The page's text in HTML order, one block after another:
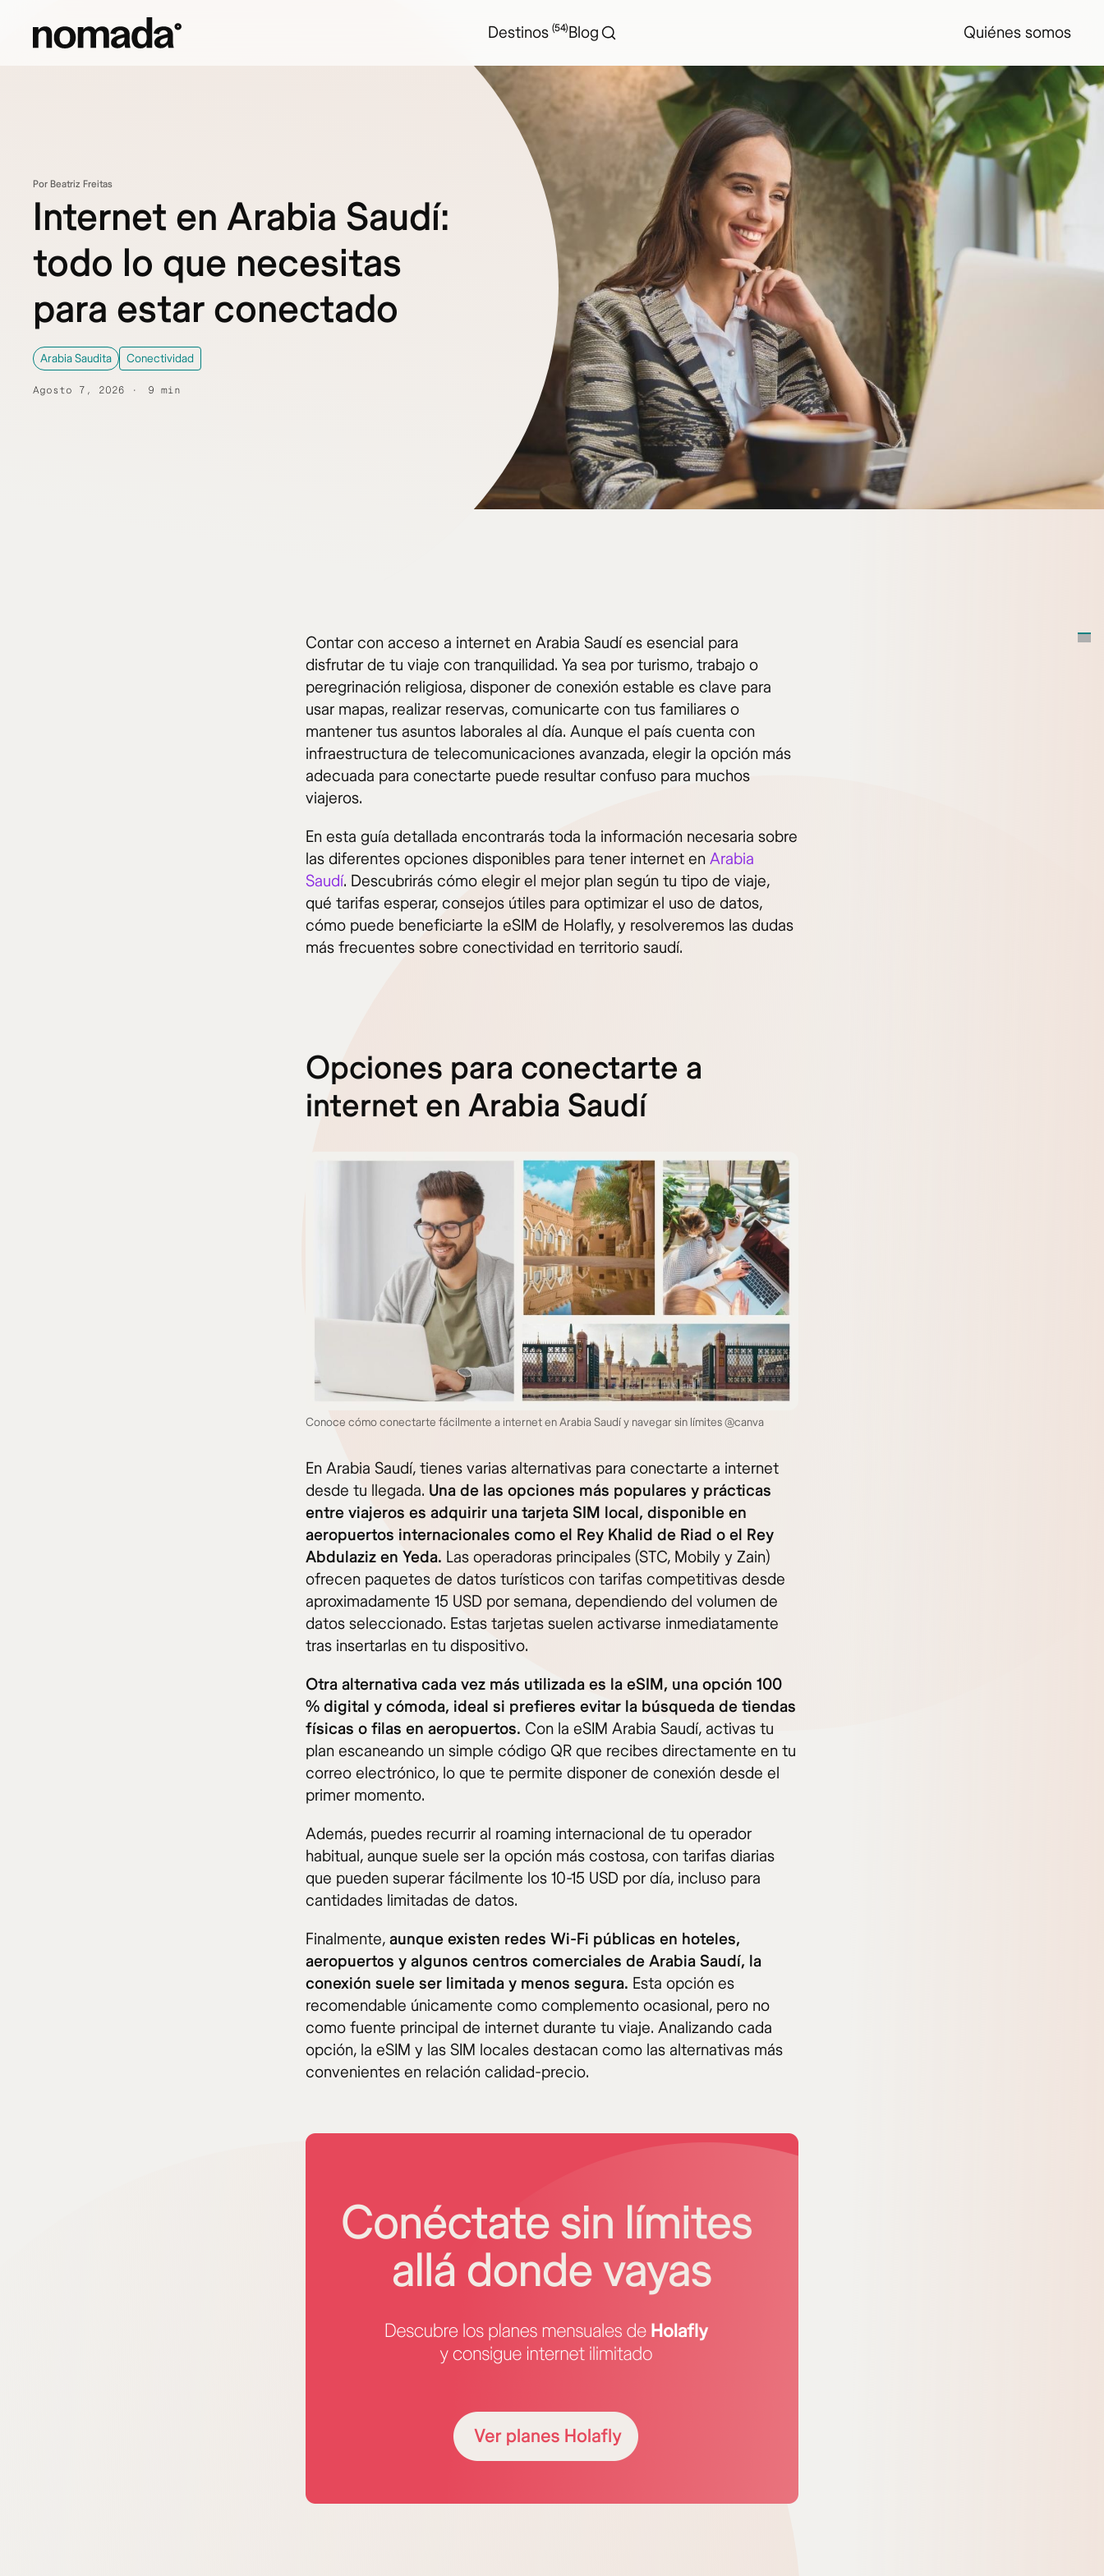
Destinos (54)Blog Quiénes somos
Por Beatriz Freitas
Internet en Arabia Saudí:
todo lo que necesitas
para estar conectado
Arabia Saudita Conectividad
Agosto 7, 2026 9 min
Contar con acceso a internet en Arabia Saudí es esencial para
disfrutar de tu viaje con tranquilidad. Ya sea por turismo, trabajo o
peregrinación religiosa, disponer de conexión estable es clave para
usar mapas, realizar reservas, comunicarte con tus familiares o
mantener tus asuntos laborales al día. Aunque el país cuenta con
infraestructura de telecomunicaciones avanzada, elegir la opción más
adecuada para conectarte puede resultar confuso para muchos
viajeros.
En esta guía detallada encontrarás toda la información necesaria sobre
las diferentes opciones disponibles para tener internet en Arabia
Saudí. Descubrirás cómo elegir el mejor plan según tu tipo de viaje,
qué tarifas esperar, consejos útiles para optimizar el uso de datos,
cómo puede beneficiarte la eSIM de Holafly, y resolveremos las dudas
más frecuentes sobre conectividad en territorio saudí.
Opciones para conectarte a
internet en Arabia Saudí
Conoce cómo conectarte fácilmente a internet en Arabia Saudí y navegar sin límites @canva
En Arabia Saudí, tienes varias alternativas para conectarte a internet
desde tu llegada. Una de las opciones más populares y prácticas
entre viajeros es adquirir una tarjeta SIM local, disponible en
aeropuertos internacionales como el Rey Khalid de Riad o el Rey
Abdulaziz en Yeda. Las operadoras principales (STC, Mobily y Zain)
ofrecen paquetes de datos turísticos con tarifas competitivas desde
aproximadamente 15 USD por semana, dependiendo del volumen de
datos seleccionado. Estas tarjetas suelen activarse inmediatamente
tras insertarlas en tu dispositivo.
Otra alternativa cada vez más utilizada es la eSIM, una opción 100
% digital y cómoda, ideal si prefieres evitar la búsqueda de tiendas
físicas o filas en aeropuertos. Con la eSIM Arabia Saudí, activas tu
plan escaneando un simple código QR que recibes directamente en tu
correo electrónico, lo que te permite disponer de conexión desde el
primer momento.
Además, puedes recurrir al roaming internacional de tu operador
habitual, aunque suele ser la opción más costosa, con tarifas diarias
que pueden superar fácilmente los 10-15 USD por día, incluso para
cantidades limitadas de datos.
Finalmente, aunque existen redes Wi-Fi públicas en hoteles,
aeropuertos y algunos centros comerciales de Arabia Saudí, la
conexión suele ser limitada y menos segura. Esta opción es
recomendable únicamente como complemento ocasional, pero no
como fuente principal de internet durante tu viaje. Analizando cada
opción, la eSIM y las SIM locales destacan como las alternativas más
convenientes en relación calidad-precio.